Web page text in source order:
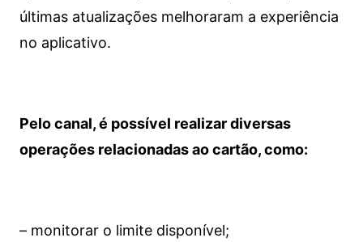
últimas atualizações melhoraram a experiência
no aplicativo.
Pelo canal, é possível realizar diversas
operações relacionadas ao cartão, como:
– monitorar o limite disponível;